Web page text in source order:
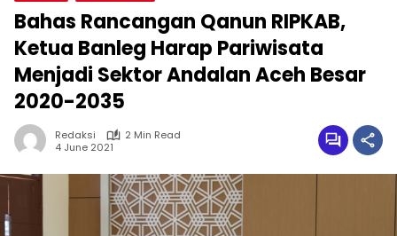
Bahas Rancangan Qanun RIPKAB,
Ketua Banleg Harap Pariwisata
Menjadi Sektor Andalan Aceh Besar
2020-2035
Redaksi
2 Min Read
4 June 2021